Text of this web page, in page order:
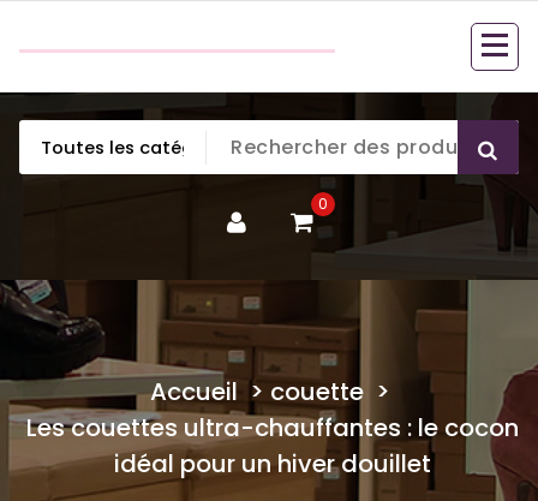
0
Accueil> couette>
Les couettes ultra-chauffantes : le cocon
idéal pour un hiver douillet